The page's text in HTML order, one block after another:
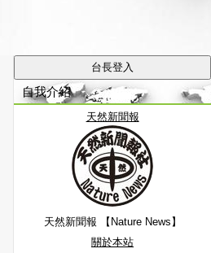
自我介紹
天然新聞報
天然新聞報 【Nature News】
關於本站